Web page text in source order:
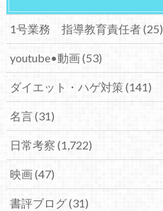
1号業務 指導教育責任者(25)
youtube•動画(53)
ダイエット・ハゲ対策(141)
名言(31)
日常考察 (1,722)
映画(47)
書評ブログ(31)